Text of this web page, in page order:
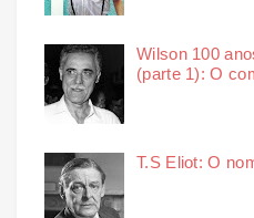
Wilson 100
(parte 1): O
T.S Eliot: O